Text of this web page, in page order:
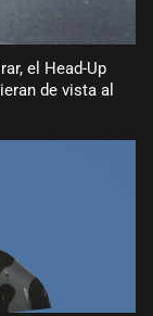
el Head-Up
de vista al